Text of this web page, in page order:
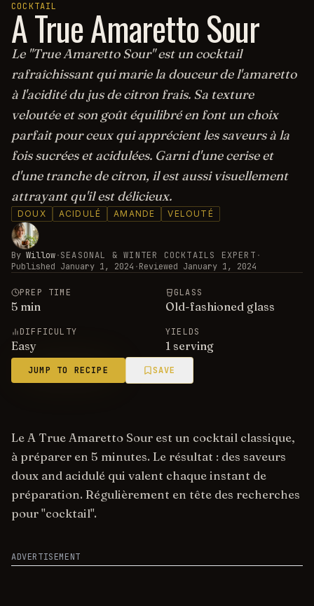
COCKTAIL
A True Amaretto Sour
Le "True Amaretto Sour" est un cocktail
rafraîchissant qui marie la douceur de l'amaretto
à l'acidité du jus de citron frais. Sa texture
veloutée et son goût équilibré en font un choix
parfait pour ceux qui apprécient les saveurs à la
fois sucrées et acidulées. Garni d'une cerise et
d'une tranche de citron, il est aussi visuellement
attrayant qu'il est délicieux.
DOUX ACIDULÉ AMANDE VELOUTÉ
By Willow·SEASONAL & WINTER COCKTAILS EXPERT ·
Published January 1, 2024 ·Reviewed January 1, 2024
PREP TIME
5 min
GLASS
Old-fashioned glass
DIFFICULTY
Easy
YIELDS
1 serving
JUMP TO RECIPE SAVE
Le A True Amaretto Sour est un cocktail classique,
à préparer en 5 minutes. Le résultat : des saveurs
doux and acidulé qui valent chaque instant de
préparation. Régulièrement en tête des recherches
pour "cocktail".
ADVERTISEMENT